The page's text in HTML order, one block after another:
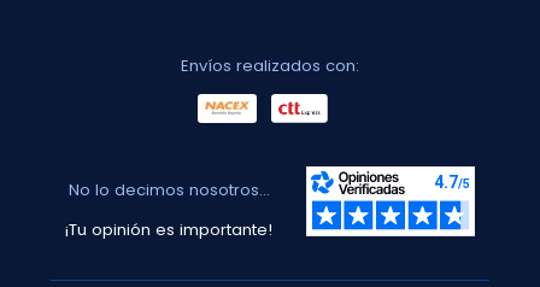
Envíos realizados con:
No lo decimos nosotros...
¡Tu opinión es importante!